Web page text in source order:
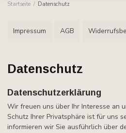
Startseite / Datenschutz
Impressum AGB
Datenschutz
Datenschutzerklärung
Wir freuen uns über Ihr Interesse an
Schutz Ihrer Privatsphäre ist für uns
informieren wir Sie ausführlich über